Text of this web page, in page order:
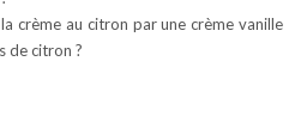
crème au citron par une crème vanille
de citron ?